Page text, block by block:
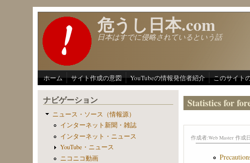
メインコンテンツに移動
危うし日本.com
日本はすでに侵略されているという話
ホーム サイト作成の意図 YouTubeの情報発信者紹介 このサイト
Statistics for
作成者:Web Master作成日
ナビゲーション
ニュース・ソース（情報源）
インターネット新聞・雑誌
インターネット・ニュース
YouTube・ニュース
ニコニコ動画